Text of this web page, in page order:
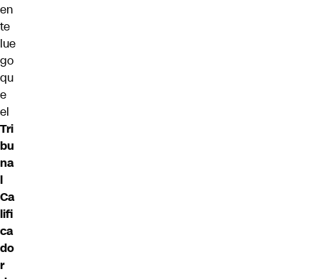
en
te
lue
go
qu
e
el
Tri
bu
na
l
Ca
lifi
ca
do
r